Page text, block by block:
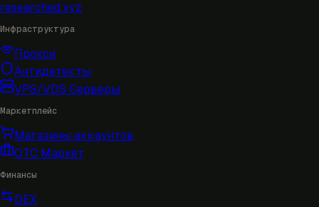
researched.xyz
Инфраструктура
Прокси
Антидетекты
VPS/VDS Серверы
Маркетплейс
Магазины аккаунтов
OTC Маркет
Финансы
DEX